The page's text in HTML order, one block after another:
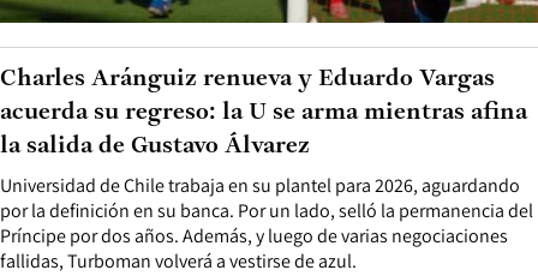
Universidad de Chile trabaja en su plantel para 2026, aguardando
por la definición en su banca. Por un lado, selló la permanencia del
Príncipe por dos años. Además, y luego de varias negociaciones
fallidas, Turboman volverá a vestirse de azul.
Charles Aránguiz renueva y Eduardo Vargas
acuerda su regreso: la U se arma mientras afina
la salida de Gustavo Álvarez